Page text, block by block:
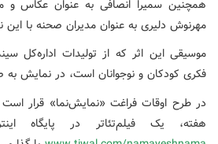
همچنین سمیرا انصافی به عنوان عکاس و
مهرنوش دلیری به عنوان مدیران صحنه با
موسیقی این اثر که از تولیدات اداره‌کل
فکری کودکان و نوجوانان است، در نمایش
هفته، یک فیلم‌تئاتر در پایگاه